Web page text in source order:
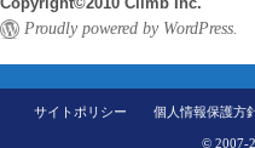
Proudly powered by WordPress.
サイトポリシー 個人情報保護方
© 2007-